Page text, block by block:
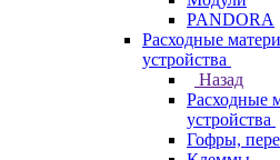
PANDORA
Расходные
устройства
Назад
Расходные
устройства
Гофры,